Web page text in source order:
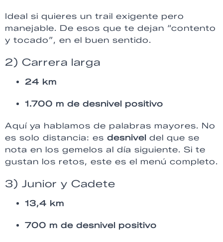
Ideal si quieres un trail exigente pero
manejable. De esos que te dejan “contento
y tocado”, en el buen sentido.
2) Carrera larga
24 km
1.700 m de desnivel positivo
Aquí ya hablamos de palabras mayores. No
es solo distancia: es desnivel del que se
nota en los gemelos al día siguiente. Si te
gustan los retos, este es el menú completo.
3) Junior y Cadete
13,4 km
700 m de desnivel positivo